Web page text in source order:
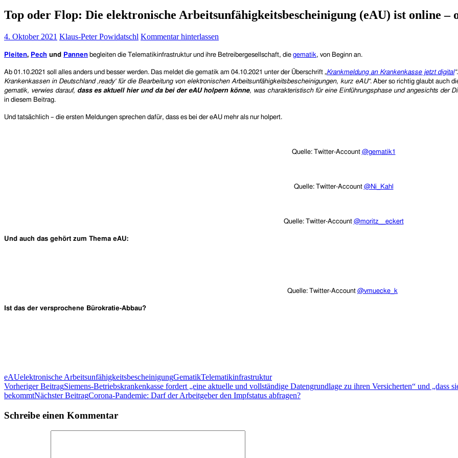
Top oder Flop: Die elektronische Arbeitsunfähigkeitsbescheinigung (eAU) ist online –
4. Oktober 2021 Klaus-Peter Powidatschl Kommentar hinterlassen
Pleiten, Pech und Pannen begleiten die Telematikinfrastruktur und ihre Betreibergesellschaft, die gematik, von Beginn an.
Ab 01.10.2021 soll alles anders und besser werden. Das meldet die gematik am 04.10.2021 unter der Überschrift „Krankmeldung an Krankenkasse jetzt digital“.
Krankenkassen in Deutschland ‚ready‘ für die Bearbeitung von elektronischen Arbeitsunfähigkeitsbescheinigungen, kurz eAU“. Aber so richtig glaubt auch
gematik, verwies darauf, dass es aktuell hier und da bei der eAU holpern könne, was charakteristisch für eine Einführungsphase und angesichts der
in diesem Beitrag.
Und tatsächlich – die ersten Meldungen sprechen dafür, dass es bei der eAU mehr als nur holpert.
Quelle: Twitter-Account @gematik1
Quelle: Twitter-Account @Ni_Kahl
Quelle: Twitter-Account @moritz__eckert
Und auch das gehört zum Thema eAU:
Quelle: Twitter-Account @vmuecke_k
Ist das der versprochene Bürokratie-Abbau?
eAUelektronische ArbeitsunfähigkeitsbescheinigungGematikTelematikinfrastruktur
Beitragsnavigation
Vorheriger BeitragSiemens-Betriebskrankenkasse fordert „eine aktuelle und vollständige Datengrundlage zu ihren Versicherten“ und „dass
bekommtNächster BeitragCorona-Pandemie: Darf der Arbeitgeber den Impfstatus abfragen?
Schreibe einen Kommentar